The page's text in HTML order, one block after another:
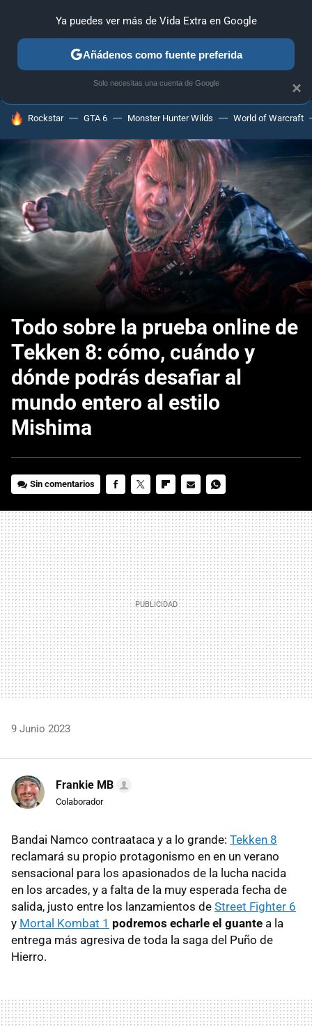
ANÁLISIS GUÍAS Y TRUCOS PC SONY NINTENDO
HOY SE HABLA DE
Rockstar GTA 6 Monster Hunter Wilds World of Warcraft
Todo sobre la prueba online de
Tekken 8: cómo, cuándo y
dónde podrás desafiar al
mundo entero al estilo
Mishima
Sin comentarios
MAIL
9 Junio 2023
Frankie MB
Colaborador
Bandai Namco contraataca y a lo grande: Tekken 8
reclamará su propio protagonismo en en un verano
sensacional para los apasionados de la lucha nacida
en los arcades, y a falta de la muy esperada fecha de
salida, justo entre los lanzamientos de Street Fighter 6
y Mortal Kombat 1 podremos echarle el guante a la
entrega más agresiva de toda la saga del Puño de
Hierro.
×
Ya puedes ver más de Vida Extra en Google
Añádenos como fuente preferida
Solo necesitas una cuenta de Google